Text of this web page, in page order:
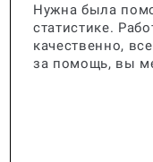
Нужна была
статистике.
качественно,
за помощь, вы